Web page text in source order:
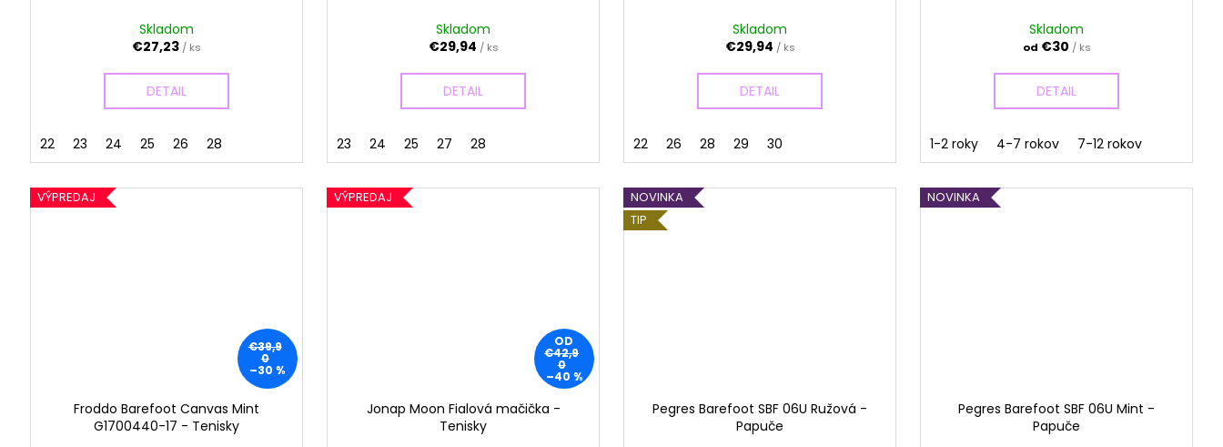
Skladom
€27,23 / ks
DETAIL
22 23 24 25 26 28
Skladom
€29,94 / ks
DETAIL
23 24 25 27 28
Skladom
€29,94 / ks
DETAIL
22 26 28 29 30
Skladom
od €30 / ks
DETAIL
1-2 roky 4-7 rokov 7-12 rokov
VÝPREDAJ
€39,9
0
–30 %
Froddo Barefoot Canvas Mint
G1700440-17 - Tenisky
VÝPREDAJ
OD
€42,9
0
–40 %
Jonap Moon Fialová mačička -
Tenisky
NOVINKA
TIP
Pegres Barefoot SBF 06U Ružová -
Papuče
NOVINKA
Pegres Barefoot SBF 06U Mint -
Papuče